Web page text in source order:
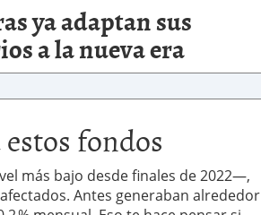
más rentable de 2025 a la que nadie
por qué los inversores siguen
2026
ya adaptan sus
a la nueva era
fondos
más bajo desde finales de 2022—,
Antes generaban alrededor